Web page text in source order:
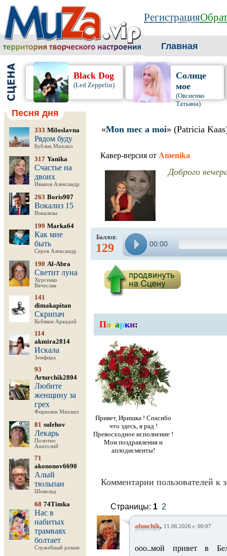
Регистрация
Главная
Black Dog
(Led Zeppelin)
Солнце
мое
(Овсиенко
Татьяна)
Песня дня
333 Miloslavna
Рядом буду
Бублик Михаил
317 Yanika
Счастье на
двоих
Иванов Александр
263 Boris907
Вокализ 15
Вокализы
199 Marka64
Как мне
быть
Серов Александр
190 Al-Abra
Светит луна
Хурсенко
Вячеслав
141
dimakapitan
Скрипач
Кобяков Аркадий
114
akmira2814
Искала
Земфира
93
Arturchik2804
Любите
женщину за
грех
Фирюлин Михаил
81 sulehov
Лекарь
Полотно
Анатолий
71
akononov6690
Алый
тюльпан
Шоколад
68 74Timka
Нас в
набитых
трамваях
болтает
Служебный роман
«Mon mec a moi» (Patricia
Кавер-версия от Amenika
Доброго
Баллов:
129 00:00
Подарки:
Привет, Иришка ! Спасибо
что здесь, я рад !
Превосходное исполнение !
Мои поздравления и
аплодисменты!
Комментарии пользователей к
Страницы: 1 2
alunchik, 11.06.2026 г. 00:07
ооо..мой привет в